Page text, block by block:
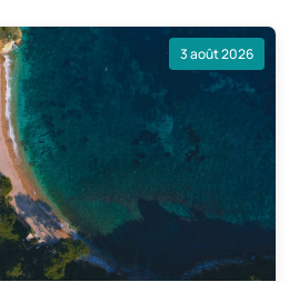
3 août 2026